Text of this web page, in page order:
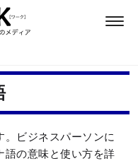
。ビジネスパーソンに
語の意味と使い方を詳